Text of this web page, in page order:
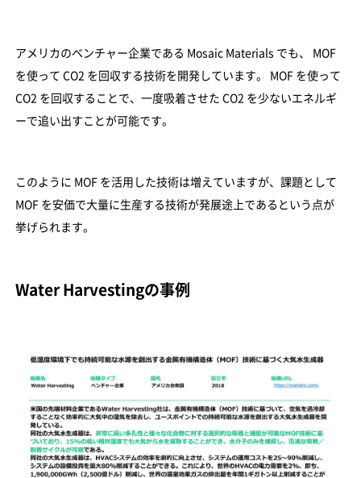
アメリカのベンチャー企業である Mosaic Materials でも、 MOF
を使って CO2 を回収する技術を開発しています。 MOF を使って
CO2 を回収することで、一度吸着させた CO2 を少ないエネルギ
ーで追い出すことが可能です。
このように MOF を活用した技術は増えていますが、課題として
MOF を安価で大量に生産する技術が発展途上であるという点が
挙げられます。
Water Harvestingの事例